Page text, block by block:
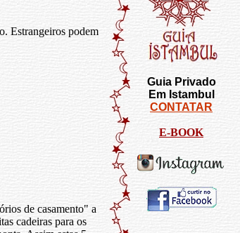
Estrangeiros podem
de casamento" a
cadeiras para os
Guia Privado
Em Istambul
CONTATAR
E-BOOK